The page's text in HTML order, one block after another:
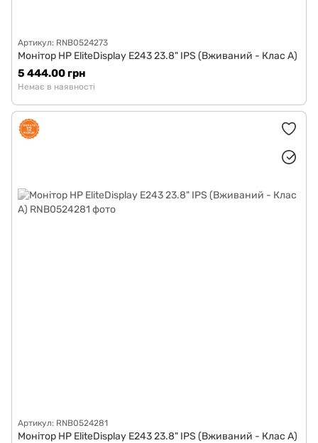
Артикул: RNB0524273
Монітор HP EliteDisplay E243 23.8" IPS (Вживаний - Клас A)
5 444.00 грн
Немає в наявності
Артикул: RNB0524281
Монітор HP EliteDisplay E243 23.8" IPS (Вживаний - Клас A)